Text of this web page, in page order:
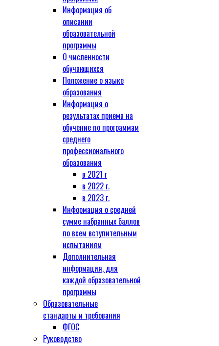
Информация об
описании
образовательной
программы
О численности
обучающихся
Положение о языке
образования
Информация о
результатах приема на
обучение по программам
среднего
профессионального
образования
в 2021 г
в 2022 г.
в 2023 г.
Информация о средней
сумме набранных баллов
по всем вступительным
испытаниям
Дополнительная
информация, для
каждой образовательной
программы
Образовательные
стандарты и требования
ФГОС
Руководство